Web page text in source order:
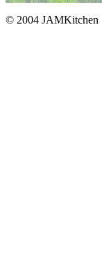
© 2004 JAMKitchen